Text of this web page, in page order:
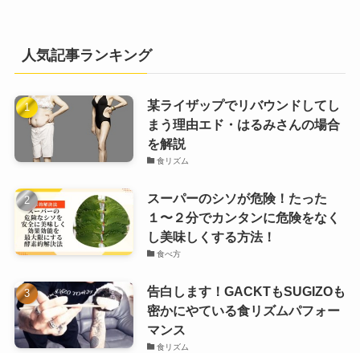
人気記事ランキング
某ライザップでリバウンドしてし
まう理由エド・はるみさんの場合
を解説
食リズム
スーパーのシソが危険！たった
１〜２分でカンタンに危険をなく
し美味しくする方法！
食べ方
告白します！GACKTもSUGIZOも
密かにやている食リズムパフォー
マンス
食リズム